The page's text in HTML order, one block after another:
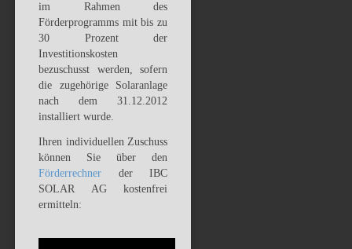
im Rahmen des
Förderprogramms mit bis zu
30 Prozent der
Investitionskosten
bezuschusst werden, sofern
die zugehörige Solaranlage
nach dem 31.12.2012
installiert wurde.
Ihren individuellen Zuschuss
können Sie über den
Förderrechner der IBC
SOLAR AG kostenfrei
ermitteln: